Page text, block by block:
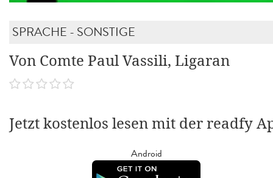
SPRACHE - SONSTIGE
Von Comte Paul Vassili, Ligaran
Jetzt kostenlos lesen mit der readfy
Android